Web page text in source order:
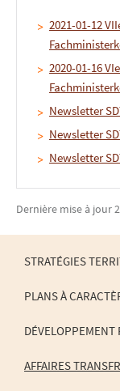
2021-01-12
2020-01-16
Newsletter
Newsletter
Newsletter
Dernière mise à jour
MENU
DE
STRATÉGIES
PLANS À
DÉVELOPPEMENT
AFFAIRES